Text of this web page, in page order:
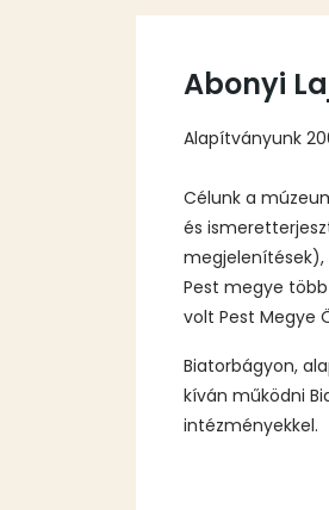
Abonyi
Alapítványunk
Célunk a
és
megjelenítések),
Pest megye
volt Pest Megye
Biatorbágyon,
kíván működni
intézményekkel.